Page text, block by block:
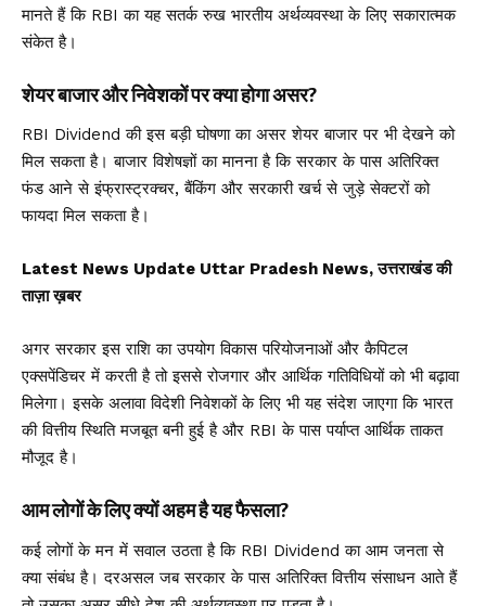
मानते हैं कि RBI का यह सतर्क रुख भारतीय अर्थव्यवस्था के लिए सकारात्मक
संकेत है।
शेयर बाजार और निवेशकों पर क्या होगा असर?
RBI Dividend की इस बड़ी घोषणा का असर शेयर बाजार पर भी देखने को
मिल सकता है। बाजार विशेषज्ञों का मानना है कि सरकार के पास अतिरिक्त
फंड आने से इंफ्रास्ट्रक्चर, बैंकिंग और सरकारी खर्च से जुड़े सेक्टरों को
फायदा मिल सकता है।
Latest News Update Uttar Pradesh News, उत्तराखंड की
ताज़ा ख़बर
अगर सरकार इस राशि का उपयोग विकास परियोजनाओं और कैपिटल
एक्सपेंडिचर में करती है तो इससे रोजगार और आर्थिक गतिविधियों को भी बढ़ावा
मिलेगा। इसके अलावा विदेशी निवेशकों के लिए भी यह संदेश जाएगा कि भारत
की वित्तीय स्थिति मजबूत बनी हुई है और RBI के पास पर्याप्त आर्थिक ताकत
मौजूद है।
आम लोगों के लिए क्यों अहम है यह फैसला?
कई लोगों के मन में सवाल उठता है कि RBI Dividend का आम जनता से
क्या संबंध है। दरअसल जब सरकार के पास अतिरिक्त वित्तीय संसाधन आते हैं